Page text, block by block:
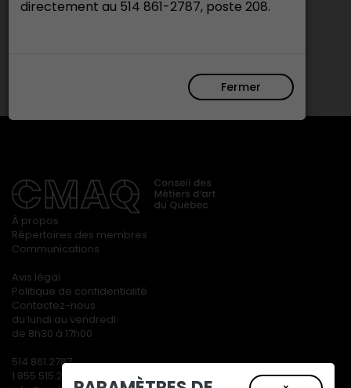
directement au 514 861-2787, poste 208.
Fermer
À propos
Répertoires des membres
Communications
Avis légal
Politique de confidentialité
Contactez-nous
du lundi au vendredi
de 8h30 à 17h00
514 861.2787
1 855 515.2787